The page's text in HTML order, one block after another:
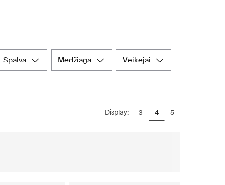
spalva medžiaga veikėjai
Display: 3 4 5